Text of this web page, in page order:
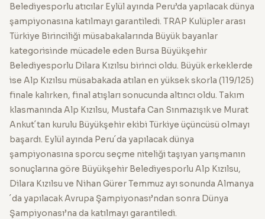
Belediyesporlu atıcılar Eylül ayında Peru’da yapılacak dünya
şampiyonasına katılmayı garantiledi. TRAP Kulüpler arası
Türkiye Birinciliği müsabakalarında Büyük bayanlar
kategorisinde mücadele eden Bursa Büyükşehir
Belediyesporlu Dilara Kızılsu birinci oldu. Büyük erkeklerde
ise Alp Kızılsu müsabakada atılan en yüksek skorla (119/125)
finale kalırken, final atışları sonucunda altıncı oldu. Takım
klasmanında Alp Kızılsu, Mustafa Can Sınmazışık ve Murat
Ankut´tan kurulu Büyükşehir ekibi Türkiye üçüncüsü olmayı
başardı. Eylül ayında Peru´da yapılacak dünya
şampiyonasına sporcu seçme niteliği taşıyan yarışmanın
sonuçlarına göre Büyükşehir Belediyesporlu Alp Kızılsu,
Dilara Kızılsu ve Nihan Gürer Temmuz ayı sonunda Almanya
´da yapılacak Avrupa Şampiyonası’ndan sonra Dünya
Şampiyonası’na da katılmayı garantiledi.